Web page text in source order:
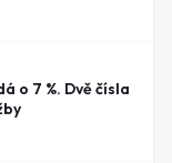
o 7 %. Dvě čísla